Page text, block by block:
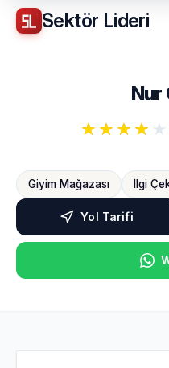
Sektör Lideri
Nur
Giyim Mağazası İlgi
Yol Tarifi